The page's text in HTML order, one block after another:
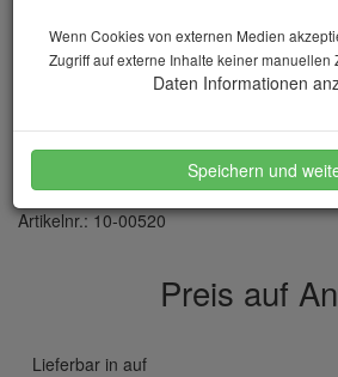
Bohrschablone
Artikelnr.: 10-00520
Preis auf
Lieferbar in auf
Wenn Cookies von externen Medien
Zugriff auf externe Inhalte keiner manuellen
Daten Informationen
Speichern und